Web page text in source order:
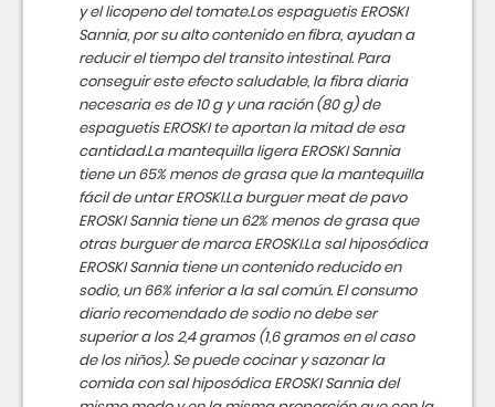
y el licopeno del tomate.Los espaguetis EROSKI
Sannia, por su alto contenido en fibra, ayudan a
reducir el tiempo del transito intestinal. Para
conseguir este efecto saludable, la fibra diaria
necesaria es de 10 g y una ración (80 g) de
espaguetis EROSKI te aportan la mitad de esa
cantidad.La mantequilla ligera EROSKI Sannia
tiene un 65% menos de grasa que la mantequilla
fácil de untar EROSKI.La burguer meat de pavo
EROSKI Sannia tiene un 62% menos de grasa que
otras burguer de marca EROSKI.La sal hiposódica
EROSKI Sannia tiene un contenido reducido en
sodio, un 66% inferior a la sal común. El consumo
diario recomendado de sodio no debe ser
superior a los 2,4 gramos (1,6 gramos en el caso
de los niños). Se puede cocinar y sazonar la
comida con sal hiposódica EROSKI Sannia del